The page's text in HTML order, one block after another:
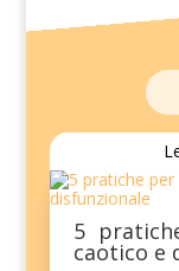
5
caotico e